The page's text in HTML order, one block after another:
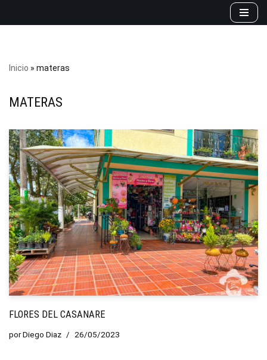
Inicio » materas
MATERAS
FLORES DEL CASANARE
porDiego Diaz 26/05/2023